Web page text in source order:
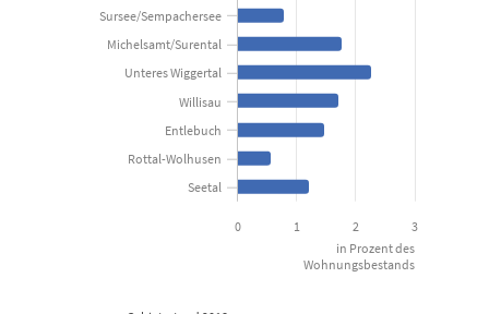
View as data table, Leerwohnungsziffer am 1. Juni 2018
The chart has 1 X axis displaying categories.
The chart has 1 Y axis displaying in Prozent des
in Prozent des
Wohnungsbestands
0 1 2 3
Seetal
Rottal-Wolhusen
Entlebuch
Willisau
Unteres Wiggertal
Michelsamt/Surental
Sursee/Sempachersee